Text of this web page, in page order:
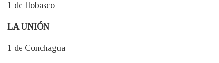
1 de Ilobasco
LA UNIÓN
1 de Conchagua